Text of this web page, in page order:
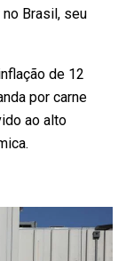
Brasil, seu
de 12
por carne
ao alto